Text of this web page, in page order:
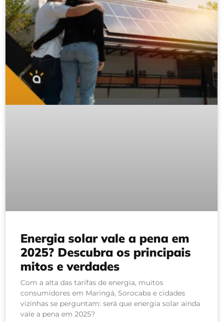
Energia solar vale a pena em
2025? Descubra os principais
mitos e verdades
Com a alta das tarifas de energia, muitos
consumidores em Maringá, Sorocaba e cidades
vizinhas se perguntam: será que energia solar ainda
vale a pena em 2025?